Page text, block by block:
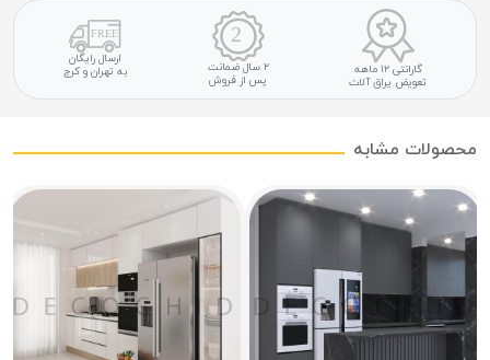
گارانتی ۱۲ ماهه
تعویض یراق آلات
۲ سال ضمانت
پس از فروش
ارسال رایگان
به تهران و کرج
محصولات مشابه